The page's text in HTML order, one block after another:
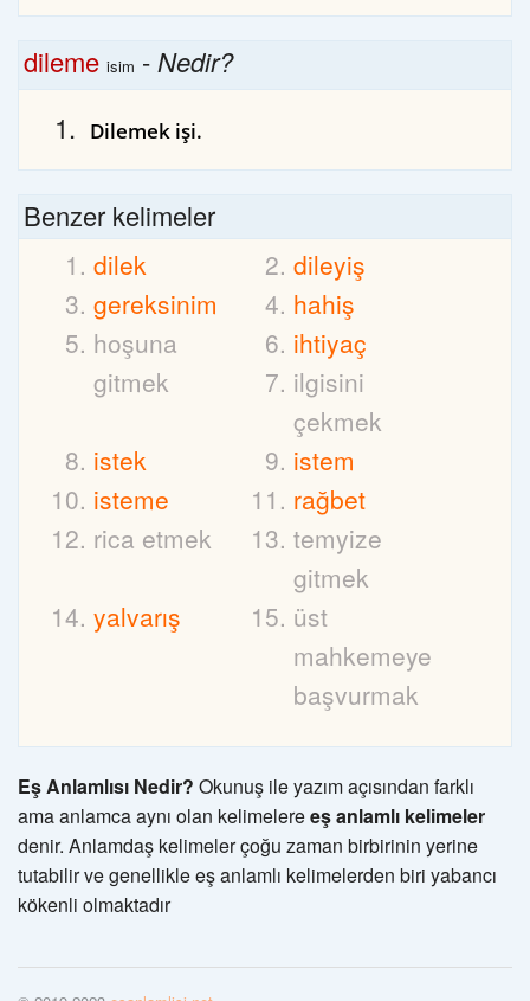
dileme isim -Nedir?
Dilemek işi.
Benzer kelimeler
dilek
dileyiş
gereksinim
hahiş
hoşuna
gitmek
ihtiyaç
ilgisini
çekmek
istek
istem
isteme
rağbet
rica etmek
temyize
gitmek
yalvarış
üst
mahkemeye
başvurmak
Eş Anlamlısı Nedir? Okunuş ile yazım açısından farklı
ama anlamca aynı olan kelimelereeş anlamlı kelimeler
denir. Anlamdaş kelimeler çoğu zaman birbirinin yerine
tutabilir ve genellikle eş anlamlı kelimelerden biri yabancı
kökenli olmaktadır